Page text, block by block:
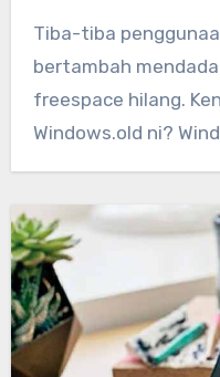
Tiba-tiba
bertambah
freespace hilang.
Windows.old ni?